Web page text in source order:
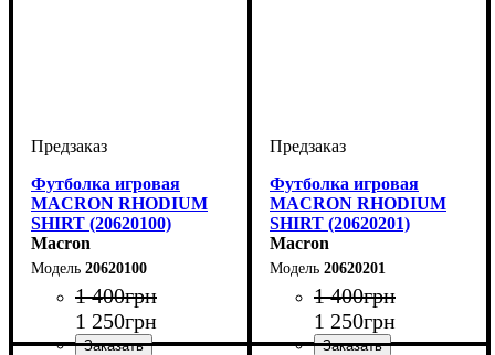
Футболка игровая
MACRON RHODIUM
SHIRT (20620100)
Macron
20620100
1 400грн
1 250грн
Футболка игровая
MACRON RHODIUM
SHIRT (20620201)
Macron
20620201
1 400грн
1 250грн